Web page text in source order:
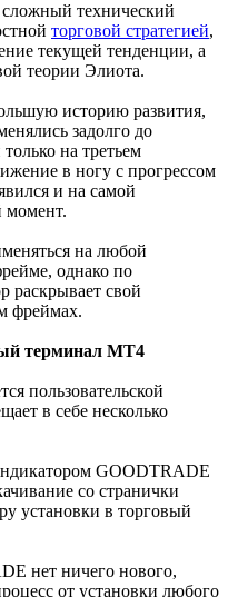
технический
торговой стратегией,
текущей тенденции, а
теории Элиота.
историю развития,
задолго до
на третьем
в ногу с прогрессом
и на самой
момент.
на любой
однако по
раскрывает свой
фреймах.
терминал МТ4
пользовательской
в себе несколько
GOODTRADE
со странички
установки в торговый
нет ничего нового,
от установки любого